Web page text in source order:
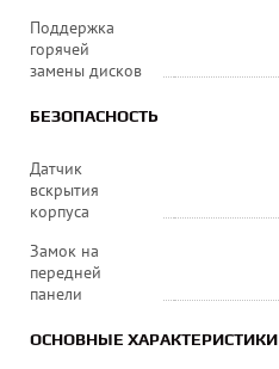
Поддержка
горячей
замены дисков
БЕЗОПАСНОСТЬ
Датчик
вскрытия
корпуса
Замок на
передней
панели
ОСНОВНЫЕ ХАРАКТЕРИСТИКИ